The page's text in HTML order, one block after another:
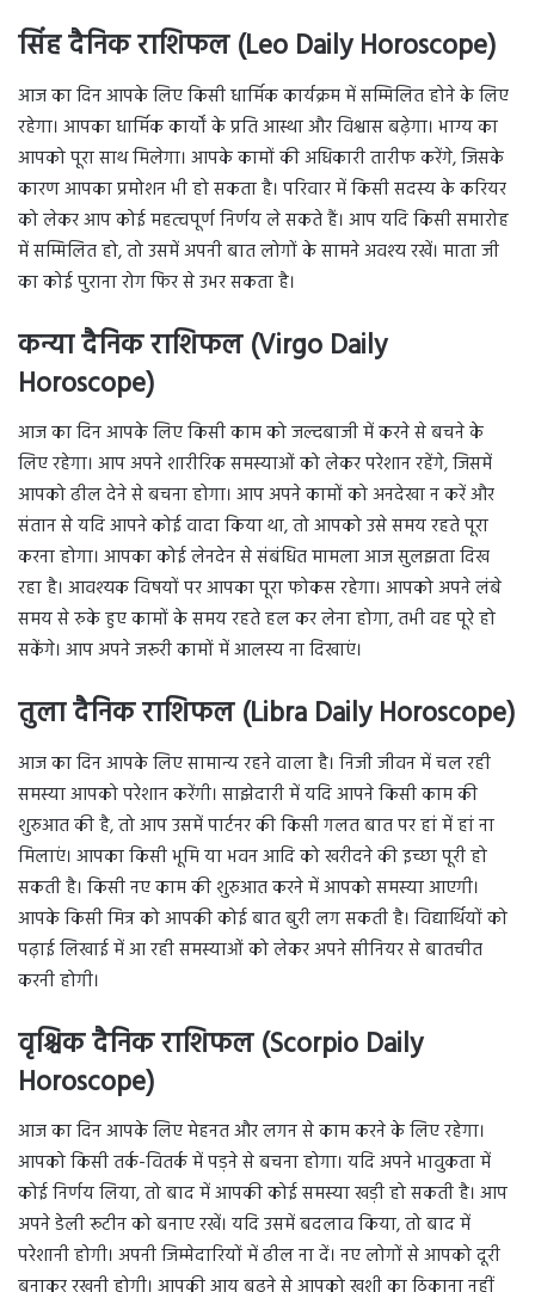
सिंह दैनिक राशिफल (Leo Daily Horoscope)
आज का दिन आपके लिए किसी धार्मिक कार्यक्रम में सम्मिलित होने के लिए
रहेगा। आपका धार्मिक कार्यों के प्रति आस्था और विश्वास बढ़ेगा। भाग्य का
आपको पूरा साथ मिलेगा। आपके कामों की अधिकारी तारीफ करेंगे, जिसके
कारण आपका प्रमोशन भी हो सकता है। परिवार में किसी सदस्य के करियर
को लेकर आप कोई महत्वपूर्ण निर्णय ले सकते हैं। आप यदि किसी समारोह
में सम्मिलित हो, तो उसमें अपनी बात लोगों के सामने अवश्य रखें। माता जी
का कोई पुराना रोग फिर से उभर सकता है।
कन्या दैनिक राशिफल (Virgo Daily
Horoscope)
आज का दिन आपके लिए किसी काम को जल्दबाजी में करने से बचने के
लिए रहेगा। आप अपने शारीरिक समस्याओं को लेकर परेशान रहेंगे, जिसमें
आपको ढील देने से बचना होगा। आप अपने कामों को अनदेखा न करें और
संतान से यदि आपने कोई वादा किया था, तो आपको उसे समय रहते पूरा
करना होगा। आपका कोई लेनदेन से संबंधित मामला आज सुलझता दिख
रहा है। आवश्यक विषयों पर आपका पूरा फोकस रहेगा। आपको अपने लंबे
समय से रुके हुए कामों के समय रहते हल कर लेना होगा, तभी वह पूरे हो
सकेंगे। आप अपने जरूरी कामों में आलस्य ना दिखाएं।
तुला दैनिक राशिफल (Libra Daily Horoscope)
आज का दिन आपके लिए सामान्य रहने वाला है। निजी जीवन में चल रही
समस्या आपको परेशान करेंगी। साझेदारी में यदि आपने किसी काम की
शुरुआत की है, तो आप उसमें पार्टनर की किसी गलत बात पर हां में हां ना
मिलाएं। आपका किसी भूमि या भवन आदि को खरीदने की इच्छा पूरी हो
सकती है। किसी नए काम की शुरुआत करने में आपको समस्या आएगी।
आपके किसी मित्र को आपकी कोई बात बुरी लग सकती है। विद्यार्थियों को
पढ़ाई लिखाई में आ रही समस्याओं को लेकर अपने सीनियर से बातचीत
करनी होगी।
वृश्चिक दैनिक राशिफल (Scorpio Daily
Horoscope)
आज का दिन आपके लिए मेहनत और लगन से काम करने के लिए रहेगा।
आपको किसी तर्क-वितर्क में पड़ने से बचना होगा। यदि अपने भावुकता में
कोई निर्णय लिया, तो बाद में आपकी कोई समस्या खड़ी हो सकती है। आप
अपने डेली रूटीन को बनाए रखें। यदि उसमें बदलाव किया, तो बाद में
परेशानी होगी। अपनी जिम्मेदारियों में ढील ना दें। नए लोगों से आपको दूरी